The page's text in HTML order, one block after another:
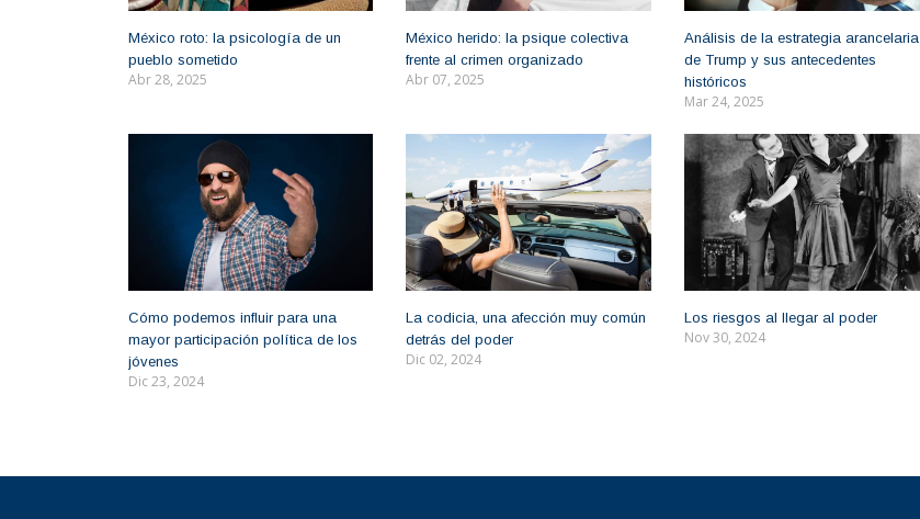
México roto: la psicología de un
pueblo sometido
Abr 28, 2025
México herido: la psique colectiva
frente al crimen organizado
Abr 07, 2025
Análisis de la estrategia arancelaria
de Trump y sus antecedentes
históricos
Mar 24, 2025
Cómo podemos influir para una
mayor participación política de los
jóvenes
Dic 23, 2024
La codicia, una afección muy común
detrás del poder
Dic 02, 2024
Los riesgos al llegar al poder
Nov 30, 2024